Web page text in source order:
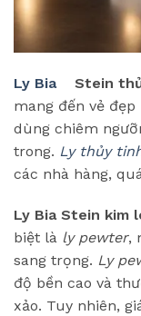
Ly Bia Stein
mang đến vẻ
dùng chiêm
trong. Ly thủy
các nhà hàng,
Ly Bia Stein kim
biệt là ly pewter,
sang trọng. Ly
độ bền cao và
xảo. Tuy nhiên,